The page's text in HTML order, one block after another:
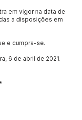
em vigor na data de
a disposições em
e cumpra-se.
6 de abril de 2021.